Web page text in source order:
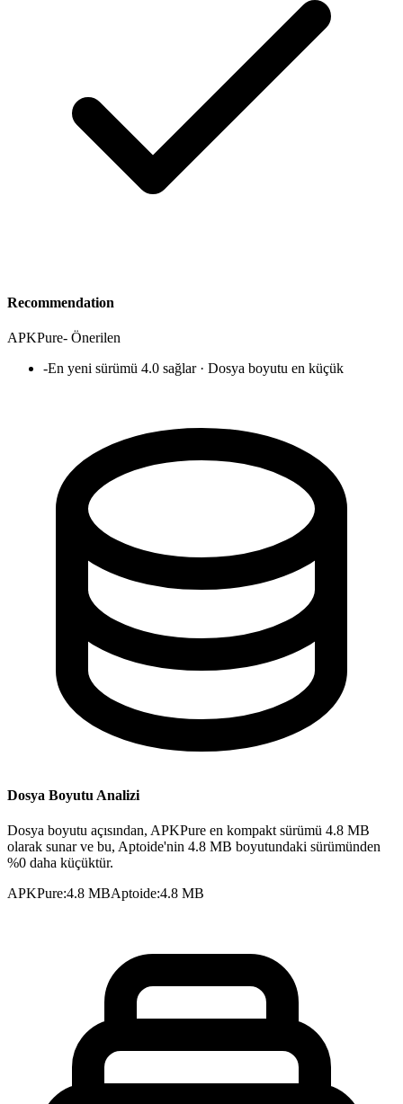
Recommendation
APKPure- Önerilen
-En yeni sürümü 4.0 sağlar · Dosya boyutu en küçük
Dosya Boyutu Analizi
Dosya boyutu açısından, APKPure en kompakt sürümü 4.8 MB
olarak sunar ve bu, Aptoide'nin 4.8 MB boyutundaki sürümünden
%0 daha küçüktür.
APKPure:4.8 MBAptoide:4.8 MB